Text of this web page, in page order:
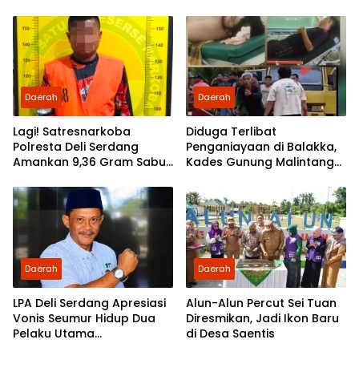
Daerah
Lagi! Satresnarkoba
Polresta Deli Serdang
Amankan 9,36 Gram Sabu
Daerah
Diduga Terlibat
Penganiayaan di Balakka,
Kades Gunung Malintang
Bupati Palas Ambil Sikap
Daerah
LPA Deli Serdang Apresiasi
Vonis Seumur Hidup Dua
Pelaku Utama
Daerah
Alun-Alun Percut Sei Tuan
Diresmikan, Jadi Ikon Baru
di Desa Saentis